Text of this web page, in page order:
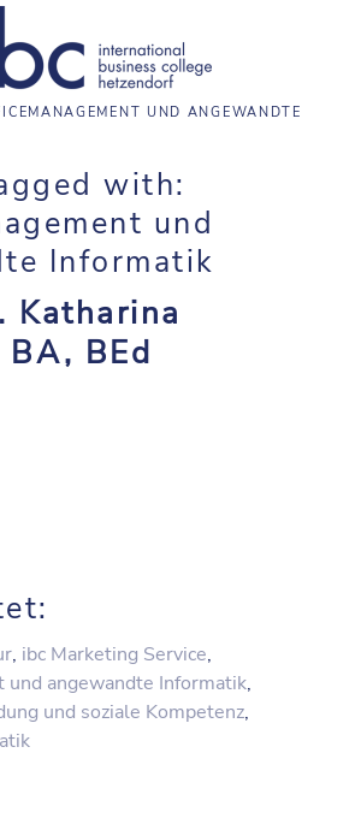
UND ANGEWANDTE
with:
und
Informatik
Katharina
BA, BEd
, ibc Marketing Service,
und angewandte Informatik,
und soziale Kompetenz,